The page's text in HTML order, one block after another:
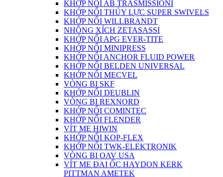
KHỚP NỐI AB TRASMISSIONI
KHỚP NỐI THỦY LỰC SUPER SWIVELS
KHỚP NỐI WILLBRANDT
NHÔNG XÍCH ZETASASSI
KHỚP NỐI APG EVER-TITE
KHỚP NỐI MINIPRESS
KHỚP NỐI ANCHOR FLUID POWER
KHỚP NỐI BELDEN UNIVERSAL
KHỚP NỐI MECVEL
VÒNG BI SKF
KHỚP NỐI DEUBLIN
VÒNG BI REXNORD
KHỚP NỐI COMINTEC
KHỚP NỐI FLENDER
VÍT ME HIWIN
KHỚP NỐI KOP-FLEX
KHỚP NỐI TWK-ELEKTRONIK
VÒNG BI OAV USA
VÍT ME ĐAI ỐC HAYDON KERK
PITTMAN AMETEK